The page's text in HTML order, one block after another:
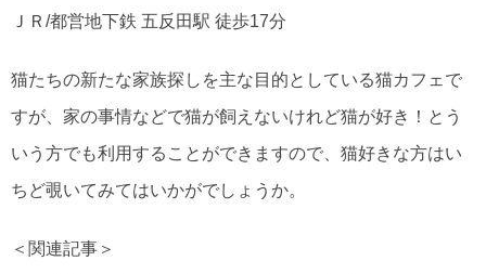
ＪＲ/都営地下鉄 五反田駅 徒歩17分
猫たちの新たな家族探しを主な目的としている猫カフェで
すが、家の事情などで猫が飼えないけれど猫が好き！とう
いう方でも利用することができますので、猫好きな方はい
ちど覗いてみてはいかがでしょうか。
＜関連記事＞